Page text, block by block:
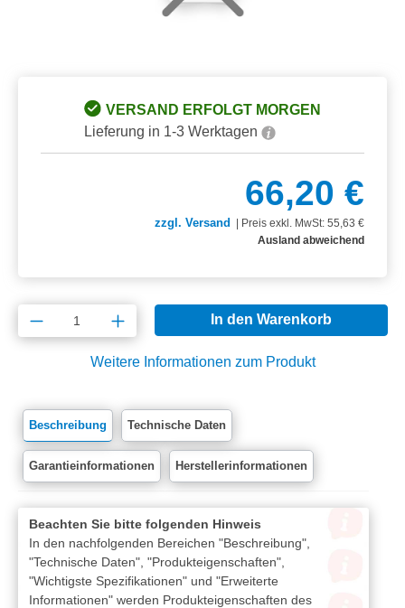
VERSAND ERFOLGT MORGEN
Lieferung in 1-3 Werktagen
66,20 €
zzgl. Versand
Preis exkl. MwSt: 55,63 €
Ausland abweichend
Produkt Anzahl: Gib den gewünschten
In den Warenkorb
Weitere Informationen zum Produkt
Beschreibung Technische Daten
Garantieinformationen Herstellerinformationen
Beachten Sie bitte folgenden Hinweis
In den nachfolgenden Bereichen "Beschreibung",
"Technische Daten", "Produkteigenschaften",
"Wichtigste Spezifikationen" und "Erweiterte
Informationen" werden Produkteigenschaften des